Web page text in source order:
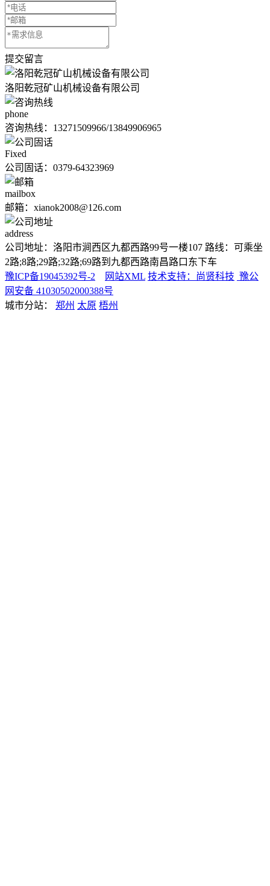
提交留言
洛阳乾冠矿山机械设备有限公司
phone
咨询热线： 13271509966/13849906965
Fixed
公司固话：0379-64323969
mailbox
邮箱：xianok2008@126.com
address
公司地址：洛阳市涧西区九都西路99号一楼107 路线：可乘坐
2路;8路;29路;32路;69路到九都西路南昌路口东下车
豫ICP备19045392号-2
网站XML 技术支持：尚贤科技 豫公
网安备 41030502000388号
城市分站：
郑州 太原 梧州